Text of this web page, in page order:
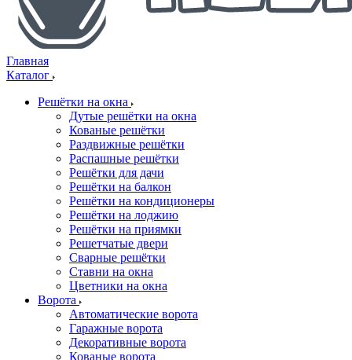
Главная
Каталог
Решётки на окна
Дутые решётки на окна
Кованые решётки
Раздвижные решётки
Распашные решётки
Решётки для дачи
Решётки на балкон
Решётки на кондиционеры
Решётки на лоджию
Решётки на приямки
Решетчатые двери
Сварные решётки
Ставни на окна
Цветники на окна
Ворота
Автоматические ворота
Гаражные ворота
Декоративные ворота
Кованые ворота